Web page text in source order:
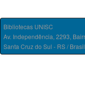
Bibliotecas UNISC
Av. Independência, 2293,
Santa Cruz do Sul - RS /